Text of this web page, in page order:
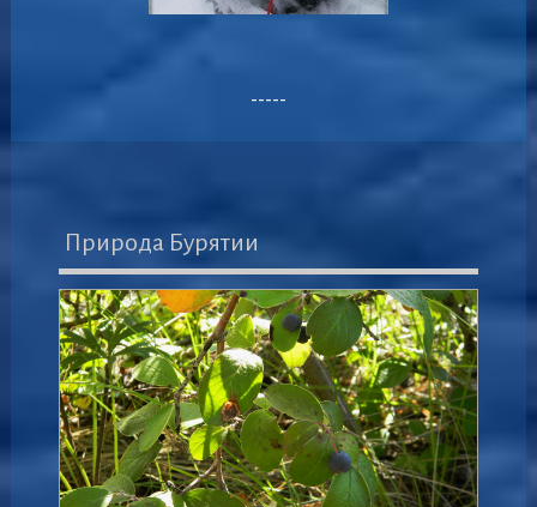
-----
Природа Бурятии